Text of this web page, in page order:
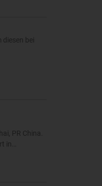
bei
PR China.
in…